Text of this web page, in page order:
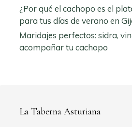
¿Por qué el cachopo es el
para tus días de verano en
Maridajes perfectos: sidra,
acompañar tu cachopo
La Taberna Asturiana